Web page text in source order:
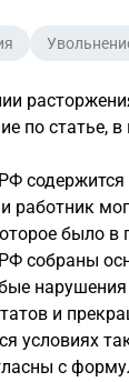
по статье,
работник
было в
собраны
нарушения
и
условиях
с